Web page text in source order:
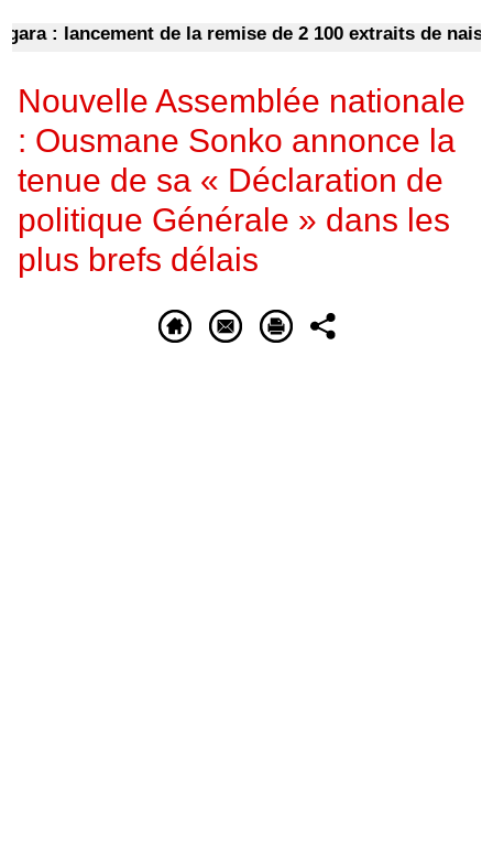
: lancement de la remise de 2 100 extraits de
Nouvelle Assemblée nationale
: Ousmane Sonko annonce la
tenue de sa « Déclaration de
politique Générale » dans les
plus brefs délais